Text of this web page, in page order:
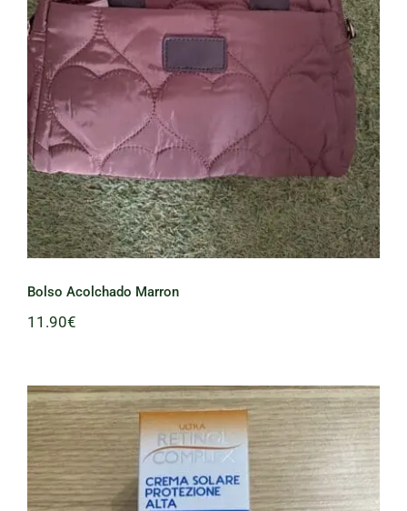
Bolso Acolchado Marron
Bolso Acolchado Marron
11.90€